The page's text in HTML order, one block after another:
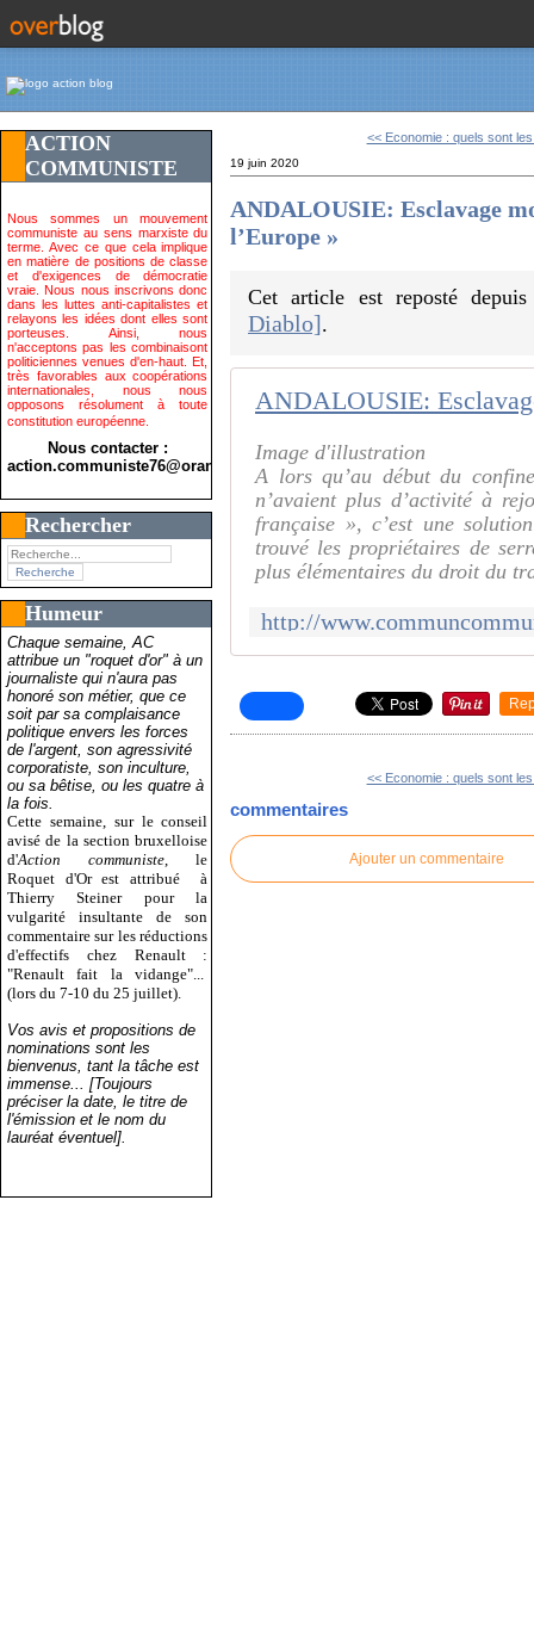
ACTION
COMMUNISTE
Nous sommes un mouvement
communiste au sens marxiste du
terme. Avec ce que cela implique
en matière de positions de classe
et d'exigences de démocratie
vraie. Nous nous inscrivons donc
dans les luttes anti-capitalistes et
relayons les idées dont elles sont
porteuses. Ainsi, nous
n'acceptons pas les combinaisont
politiciennes venues d'en-haut. Et,
très favorables aux coopérations
internationales, nous nous
opposons résolument à toute
constitution européenne.
Nous contacter :
action.communiste76@orange.fr>
Rechercher
Humeur
Chaque semaine, AC
attribue un "roquet d'or" à un
journaliste qui n'aura pas
honoré son métier, que ce
soit par sa complaisance
politique envers les forces
de l'argent, son agressivité
corporatiste, son inculture,
ou sa bêtise, ou les quatre à
la fois.
Cette semaine, sur le conseil
avisé de la section bruxelloise
d'Action communiste , le
Roquet d'Or est attribué
à
Thierry Steiner pour la
vulgarité insultante de son
commentaire sur les réductions
d'effectifs chez Renault :
"Renault fait la vidange"...
(lors du 7-10 du 25 juillet).
Vos avis et propositions de
nominations sont les
bienvenus, tant la tâche est
immense... [Toujours
préciser la date, le titre de
l'émission et le nom du
lauréat éventuel].
<< Economie : quels sont
19 juin 2020
ANDALOUSIE: Esclavage
l’Europe »
Cet article est reposté
Diablo].
Image d'illustration
A lors qu’au début du
n’avaient plus d’activité à
française », c’est une
trouvé les propriétaires de
plus élémentaires du droit du
<< Economie : quels sont
commentaires
Ajouter un commentaire